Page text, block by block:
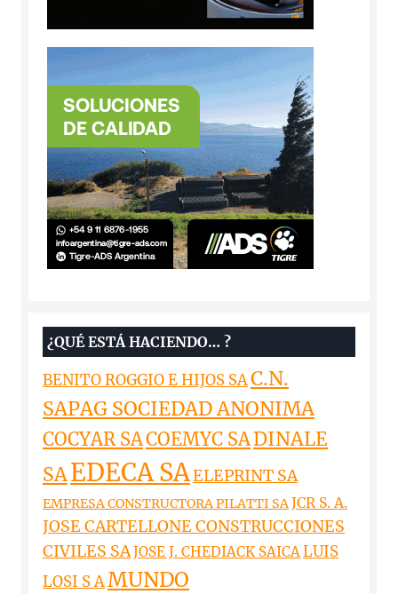
¿QUÉ ESTÁ HACIENDO… ?
BENITO ROGGIO E HIJOS SAC.N.
SAPAG SOCIEDAD ANONIMA
COCYAR SACOEMYC SADINALE
SAEDECA SAELEPRINT SA
EMPRESA CONSTRUCTORA PILATTI SAJCR S. A.
JOSE CARTELLONE CONSTRUCCIONES
CIVILES SAJOSE J. CHEDIACK SAICALUIS
LOSI S AMUNDO